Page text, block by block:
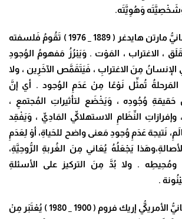
وَهُوِيَّتَه.
مارتن هايدغر ( 1889 _ 1976 ) تَقُومُ فَلسفته
، الاغتراب ، المَوْت . وَيَبْرُزُ مَفهومُ الوُجودِ
مِنَ الاغترابِ ، فَيَتَقَمَّص الآخَرِين ، ولا
تُمثِّل نَوْعًا مِنْ عَدَمِ الوُجود . أي إنَّ
وُجُودِه ، وَيَخْضَع لتأثيراتِ المُجتمعِ ،
وإفرازاتِ النِّظَامِ الاستهلاكيِّ المَادِيِّ ، وَيَفْقِد
نَتيجة عَدَمِ وُجودِ مَعنى واضح للحَياةِ، أوْ لِعَدَمِ
يَجْعَلُهُ يُعَاني مِنَ الغُربةِ الرُّوحِيَّةِ،
ومُحِيطِه . ولا بُدَّ مِنَ التركيز على الأسئلةِ
.
إريك فروم ( 1900 _ 1980 )
يُعْتَبَر مِنْ